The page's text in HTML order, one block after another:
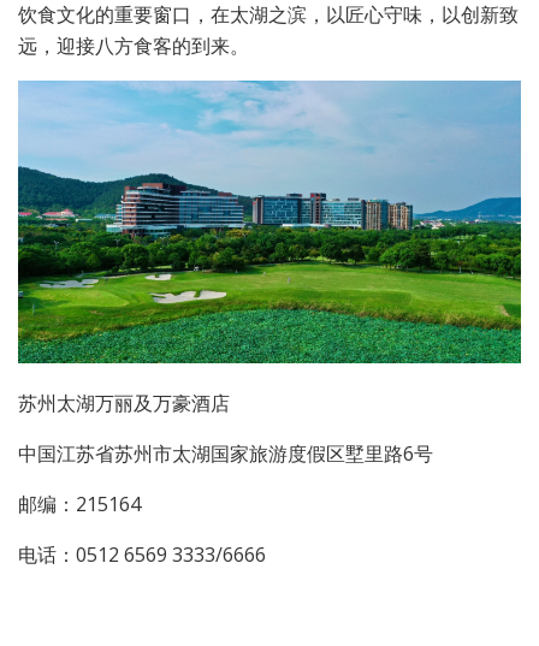
饮食文化的重要窗口，在太湖之滨，以匠心守味，以创新致
远，迎接八方食客的到来。
苏州太湖万丽及万豪酒店
中国江苏省苏州市太湖国家旅游度假区墅里路6号
邮编：215164
电话：0512 6569 3333/6666